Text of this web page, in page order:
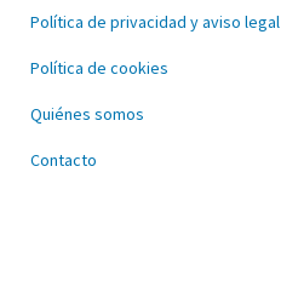
Política de privacidad y aviso legal
Política de cookies
Quiénes somos
Contacto